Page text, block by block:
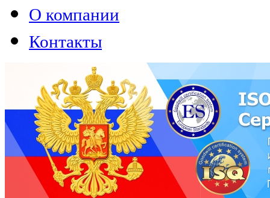
О компании
Контакты